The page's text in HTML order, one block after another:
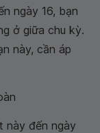
ngày 16, bạn
ở giữa chu kỳ.
này, cần áp
này đến ngày